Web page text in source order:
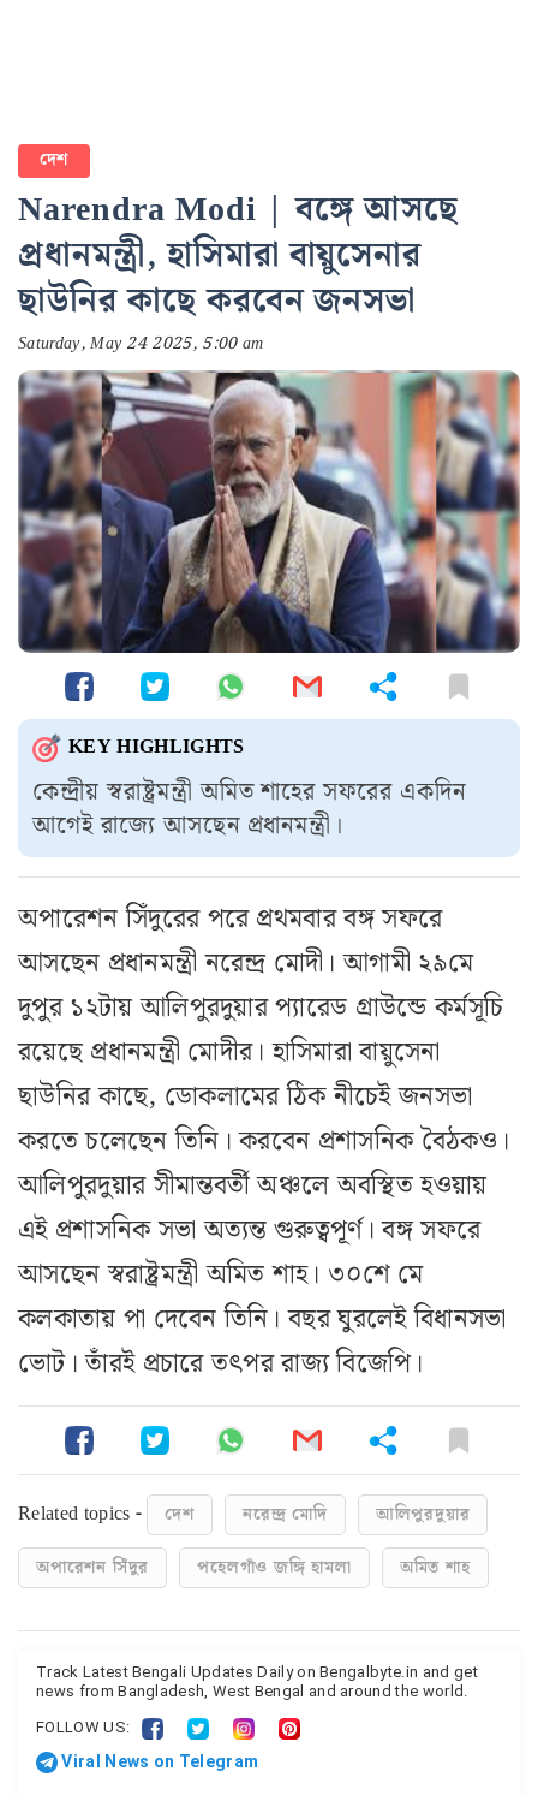
দেশ
Narendra Modi | বঙ্গে আসছে
প্রধানমন্ত্রী, হাসিমারা বায়ুসেনার
ছাউনির কাছে করবেন জনসভা
Saturday, May 24 2025, 5:00 am
KEY HIGHLIGHTS
কেন্দ্রীয় স্বরাষ্ট্রমন্ত্রী অমিত শাহের সফরের একদিন
আগেই রাজ্যে আসছেন প্রধানমন্ত্রী।
অপারেশন সিঁদুরের পরে প্রথমবার বঙ্গ সফরে
আসছেন প্রধানমন্ত্রী নরেন্দ্র মোদী। আগামী ২৯মে
দুপুর ১২টায় আলিপুরদুয়ার প্যারেড গ্রাউন্ডে কর্মসূচি
রয়েছে প্রধানমন্ত্রী মোদীর। হাসিমারা বায়ুসেনা
ছাউনির কাছে, ডোকলামের ঠিক নীচেই জনসভা
করতে চলেছেন তিনি। করবেন প্রশাসনিক বৈঠকও।
আলিপুরদুয়ার সীমান্তবর্তী অঞ্চলে অবস্থিত হওয়ায়
এই প্রশাসনিক সভা অত্যন্ত গুরুত্বপূর্ণ। বঙ্গ সফরে
আসছেন স্বরাষ্ট্রমন্ত্রী অমিত শাহ। ৩০শে মে
কলকাতায় পা দেবেন তিনি। বছর ঘুরলেই বিধানসভা
ভোট। তাঁরই প্রচারে তৎপর রাজ্য বিজেপি।
Related topics - দেশ নরেন্দ্র মোদি
আলিপুরদুয়ার
অপারেশন সিঁদুর
পহেলগাঁও জঙ্গি হামলা অমিত শাহ
Track Latest Bengali Updates Daily on Bengalbyte.in and get
news from Bangladesh, West Bengal and around the world.
FOLLOW US:
Viral News on Telegram